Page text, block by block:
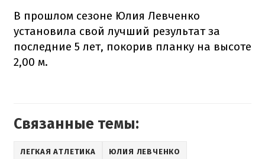
В прошлом сезоне Юлия Левченко
установила свой лучший результат за
последние 5 лет, покорив планку на высоте
2,00 м.
Связанные темы:
ЛЕГКАЯ АТЛЕТИКА ЮЛИЯ ЛЕВЧЕНКО